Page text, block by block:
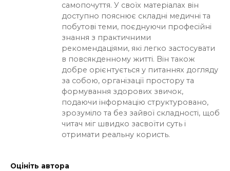
самопочуття. У своїх матеріалах він
доступно пояснює складні медичні та
побутові теми, поєднуючи професійні
знання з практичними
рекомендаціями, які легко застосувати
в повсякденному житті. Він також
добре орієнтується у питаннях догляду
за собою, організації простору та
формування здорових звичок,
подаючи інформацію структуровано,
зрозуміло та без зайвої складності, щоб
читач міг швидко засвоїти суть і
отримати реальну користь.
Оцініть автора